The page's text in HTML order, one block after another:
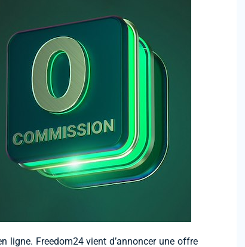
ligne. Freedom24 vient d’annoncer une offre